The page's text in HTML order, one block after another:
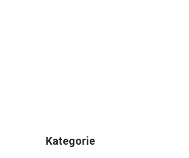
Kategorie